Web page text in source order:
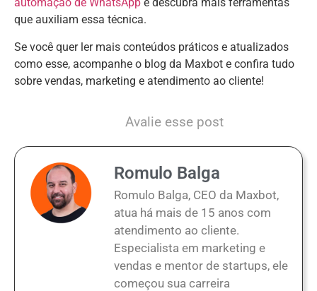
que auxiliam essa técnica.
Se você quer ler mais conteúdos práticos e atualizados
como esse, acompanhe o blog da Maxbot e confira tudo
sobre vendas, marketing e atendimento ao cliente!
Avalie esse post
Romulo Balga
Romulo Balga, CEO da Maxbot,
atua há mais de 15 anos com
atendimento ao cliente.
Especialista em marketing e
vendas e mentor de startups, ele
começou sua carreira